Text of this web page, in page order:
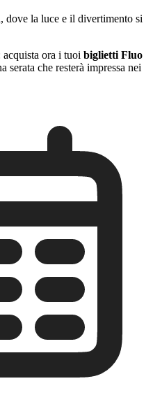
dove la luce e il divertimento si
ora i tuoi biglietti Fluo
serata che resterà impressa nei